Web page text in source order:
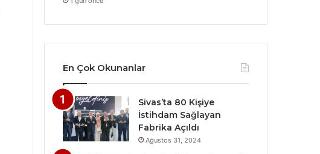
En Çok Okunanlar
Sivas’ta 80 Kişiye
İstihdam Sağlayan
Fabrika Açıldı
Ağustos 31, 2024